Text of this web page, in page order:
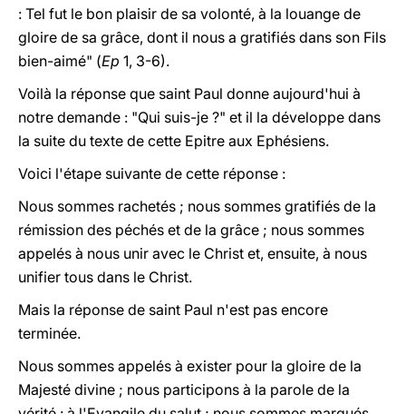
: Tel fut le bon plaisir de sa volonté, à la louange de
gloire de sa grâce, dont il nous a gratifiés dans son Fils
bien-aimé" (Ep 1, 3-6).
Voilà la réponse que saint Paul donne aujourd'hui à
notre demande : "Qui suis-je ?" et il la développe dans
la suite du texte de cette Epitre aux Ephésiens.
Voici l'étape suivante de cette réponse :
Nous sommes rachetés ; nous sommes gratifiés de la
rémission des péchés et de la grâce ; nous sommes
appelés à nous unir avec le Christ et, ensuite, à nous
unifier tous dans le Christ.
Mais la réponse de saint Paul n'est pas encore
terminée.
Nous sommes appelés à exister pour la gloire de la
Majesté divine ; nous participons à la parole de la